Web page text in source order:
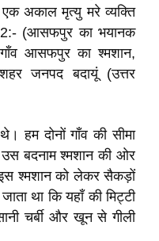
अकाल मृत्यु मरे व्यक्ति
(आसफपुर का भयानक
आसफपुर का श्मशान,
जनपद बदायूं (उत्तर
दोनों गाँव की सीमा
बदनाम श्मशान की ओर
श्मशान को लेकर सैकड़ों
था कि यहाँ की मिट्टी
चर्बी और खून से गीली